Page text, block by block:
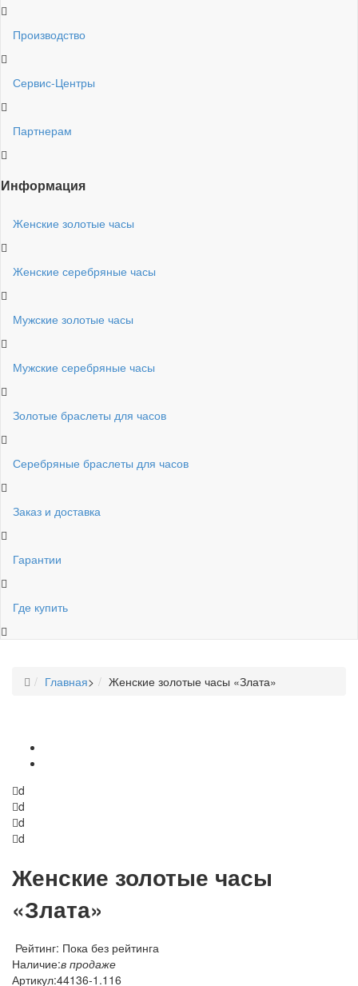
Производство
Сервис-Центры
Партнерам
Информация
Женские золотые часы
Женские серебряные часы
Мужские золотые часы
Мужские серебряные часы
Золотые браслеты для часов
Серебряные браслеты для часов
Заказ и доставка
Гарантии
Где купить
Главная> Женские золотые часы «Злата»
d
d
d
d
Женские золотые часы
«Злата»
Рейтинг: Пока без рейтинга
Наличие:в продаже
Артикул:44136-1.116